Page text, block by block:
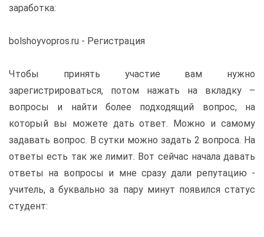
заработка:
bolshoyvopros.ru - Регистрация
Чтобы принять участие вам нужно
зарегистрироваться, потом нажать на вкладку –
вопросы и найти более подходящий вопрос, на
который вы можете дать ответ. Можно и самому
задавать вопрос. В сутки можно задать 2 вопроса. На
ответы есть так же лимит. Вот сейчас начала давать
ответы на вопросы и мне сразу дали репутацию -
учитель, а буквально за пару минут появился статус
студент: